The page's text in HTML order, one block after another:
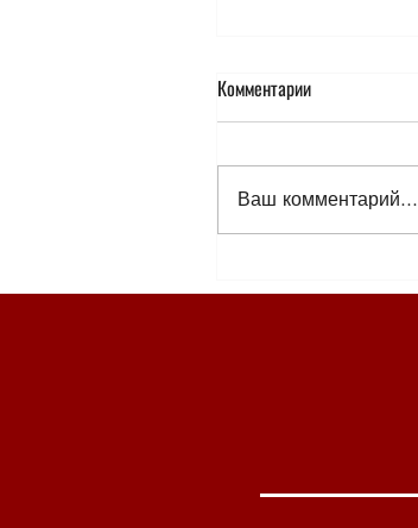
Комментарии
Ваш комментарий...